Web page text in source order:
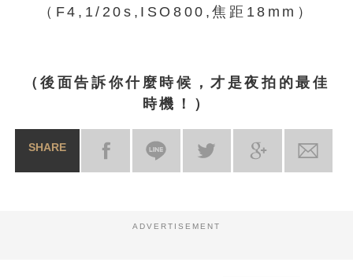
（F4,1/20s,ISO800,焦距18mm）
（後面告訴你什麼時候，才是夜拍的最佳
時機！）
SHARE
ADVERTISEMENT